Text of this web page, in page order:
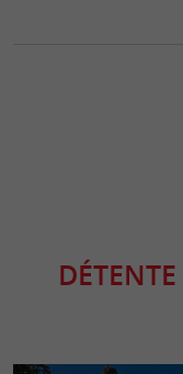
DÉTENTE